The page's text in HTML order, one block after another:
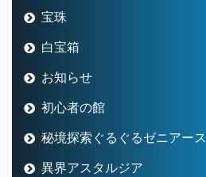
宝珠
白宝箱
お知らせ
初心者の館
秘境探索ぐるぐるゼニアース
異界アスタルジア